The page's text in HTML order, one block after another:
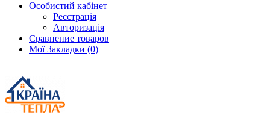
Особистий кабінет
Реєстрація
Авторизація
Сравнение товаров
Мої Закладки (0)